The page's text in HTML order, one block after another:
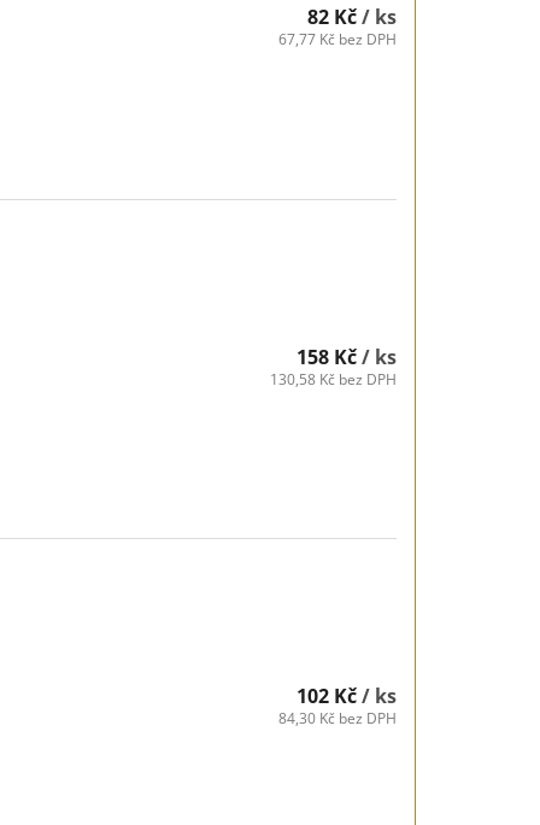
82 Kč/ ks
67,77 Kč bez DPH
158 Kč/ ks
130,58 Kč bez DPH
102 Kč/ ks
84,30 Kč bez DPH